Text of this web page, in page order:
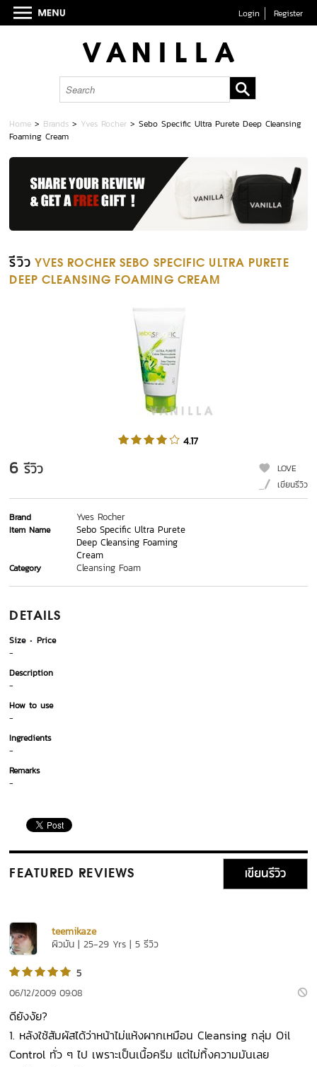
Login Register
Home > Brands > Yves Rocher >Sebo Specific Ultra Purete Deep Cleansing
Foaming Cream
รีวิว YVES ROCHER SEBO SPECIFIC ULTRA PURETE
DEEP CLEANSING FOAMING CREAM
4.17
6 รีวิว
LOVE
เขียนรีวิว
Brand Yves Rocher
Item Name
Sebo Specific Ultra Purete
Deep Cleansing Foaming
Cream
Category Cleansing Foam
DETAILS
Size
Price
-
Description
-
How to use
-
Ingredients
-
Remarks
-
FEATURED REVIEWS เขียนรีวิว
teemikaze
ผิวมัน | 25-29 Yrs | 5 รีวิว
5
06/12/2009 09:08
ดียังงัย?
1. หลังใช้สัมผัสได้ว่าหน้าไม่แห้งผากเหมือน Cleansing กลุ่ม Oil
Control ทั่ว ๆ ไป เพราะเป็นเนื้อครีม แต่ไม่ทิ้งความมันเลย